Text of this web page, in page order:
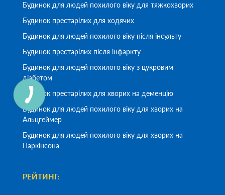
Будинок для людей похилого віку для тяжкохворих
Будинок престарілих для ходячих
Будинок для людей похилого віку після інсульту
Будинок престарілих після інфаркту
Будинок для людей похилого віку з цукровим
діабетом
Будинок престарілих для хворих на деменцію
Будинок для людей похилого віку для хворих на
Альцгеймер
Будинок для людей похилого віку для хворих на
Паркінсона
РЕЙТИНГ: